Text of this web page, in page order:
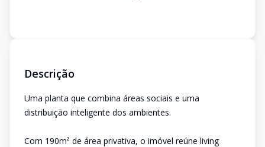
Descrição
Uma planta que combina áreas sociais e uma
distribuição inteligente dos ambientes.
Com 190m² de área privativa, o imóvel reúne living